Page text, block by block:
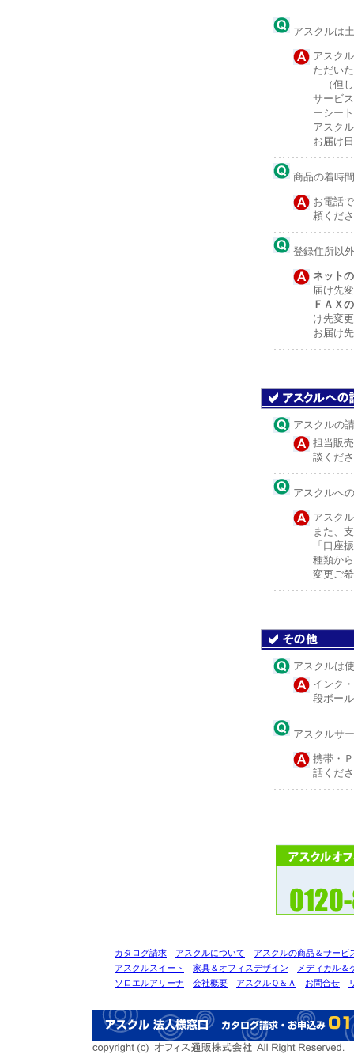
アスクルは
アスク
ただい
（但し
サービ
ーシー
アスク
お届け
商品の着時
お電話
頼くだ
登録住所以
ネット
届け先
ＦＡＸ
け先変
お届け
アスクルの
担当販
談くだ
アスクルへ
アスク
また、
「口座
種類か
変更ご
アスクルは
インク
段ボー
アスクルサ
携帯・
話くだ
カタログ請求 アスクルについて
アスクルの商品＆サービ
アスクルスイート
家具＆オフィスデザイン
メディカル＆
ソロエルアリーナ
会社概要 アスクルＱ＆Ａ お問合せ